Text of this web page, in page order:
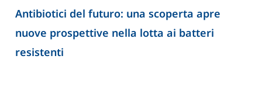
Antibiotici del futuro: una scoperta apre
nuove prospettive nella lotta ai batteri
resistenti